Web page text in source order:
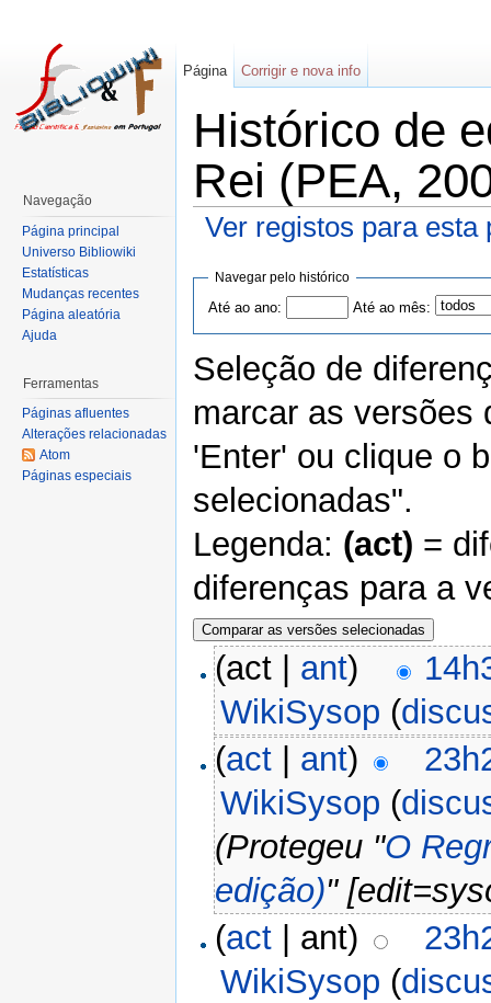
Histórico de
Rei (PEA,
Ver registos para esta
Navegar pelo histórico
Até ao ano: Até ao mês:
Seleção de
marcar as versões
'Enter' ou clique o
selecionadas".
Legenda: (act) =
diferenças para a
(act | ant)
WikiSysop (
(act ant)
WikiSysop (
(Protegeu "O
edição)"
(act | ant)
WikiSysop (
Página Corrigir e nova info
Navegação
Página principal
Universo Bibliowiki
Estatísticas
Mudanças recentes
Página aleatória
Ajuda
Ferramentas
Páginas afluentes
Alterações relacionadas
Atom
Páginas especiais